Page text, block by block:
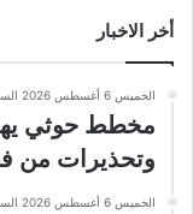
أخر الاخبار
الخميس 6 أغسطس 2026 الساعة 5:49 ص
مخطط حوثي
وتحذيرات من
الخميس 6 أغسطس 2026 الساعة 2:00 ص